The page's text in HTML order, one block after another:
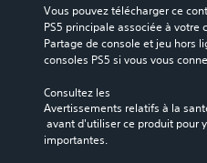
Vous pouvez télécharger ce
PS5 principale associée à votre
Partage de console et jeu hors
consoles PS5 si vous vous
Consultez les
Avertissements relatifs à la
importantes.